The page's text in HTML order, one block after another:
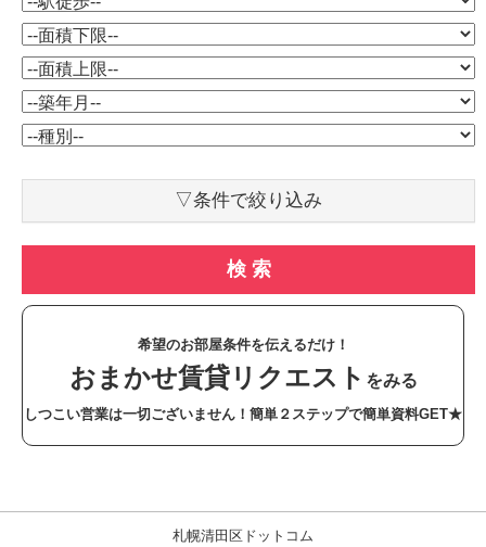
▽条件で絞り込み
検 索
希望のお部屋条件を伝えるだけ！
おまかせ賃貸リクエスト をみる
しつこい営業は一切ございません！簡単２ステップで簡単資料GET★
札幌清田区ドットコム